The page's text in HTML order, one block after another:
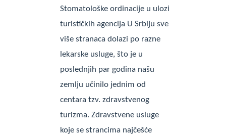
Stomatološke ordinacije u ulozi
turističkih agencija U Srbiju sve
više stranaca dolazi po razne
lekarske usluge, što je u
poslednjih par godina našu
zemlju učinilo jednim od
centara tzv. zdravstvenog
turizma. Zdravstvene usluge
koje se strancima najčešće